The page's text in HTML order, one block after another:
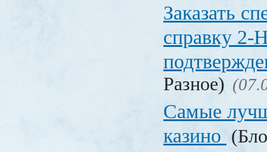
Заказать
справку
Разное)
Самые
казино